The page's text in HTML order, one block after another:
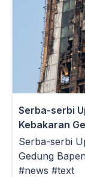
Serba-serbi
Kebakaran
Serba-serbi
Gedung
#news #text